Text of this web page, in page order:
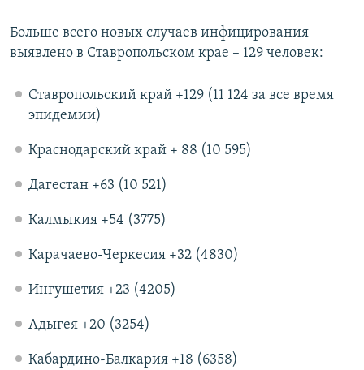
Больше всего новых случаев инфицирования
выявлено в Ставропольском крае – 129 человек:​
Ставропольский край +129 (11 124 за все время
эпидемии)
Краснодарский край + 88 (10 595)
Дагестан +63 (10 521)
Калмыкия +54 (3775)​
Карачаево-Черкесия +32 (4830)
Ингушетия +23 (4205)
Адыгея +20 (3254)
Кабардино-Балкария +18 (6358)